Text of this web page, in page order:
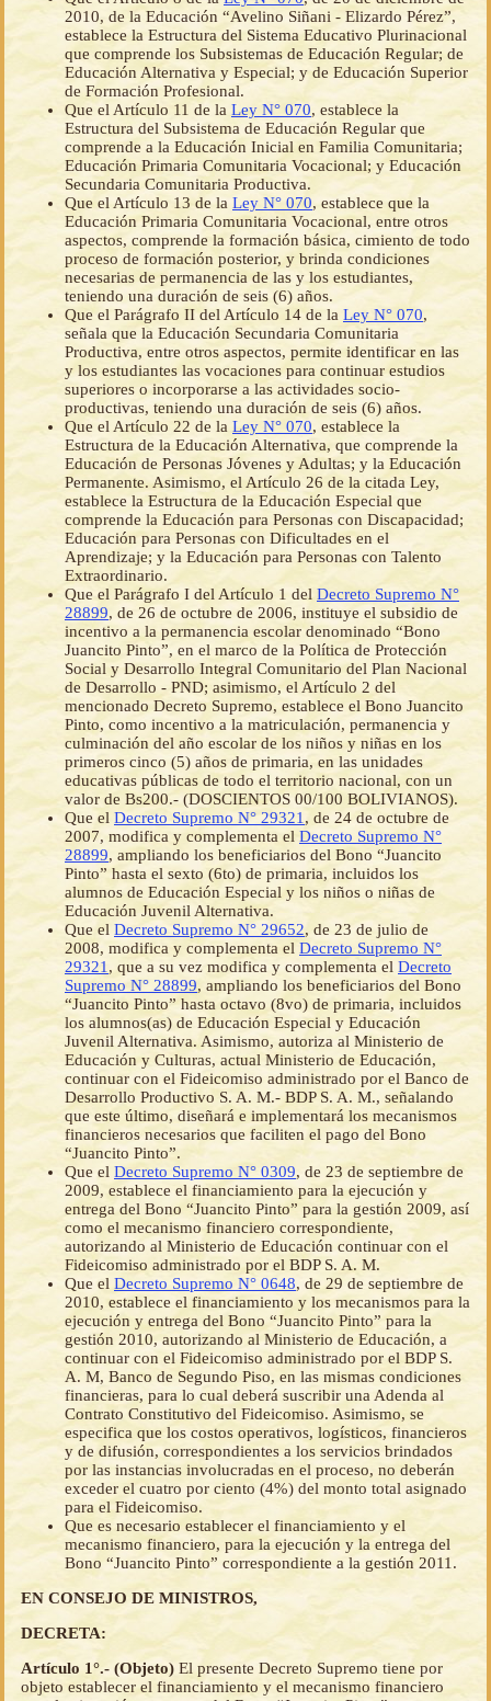
2010, de la Educación “Avelino Siñani - Elizardo Pérez”,
establece la Estructura del Sistema Educativo Plurinacional
que comprende los Subsistemas de Educación Regular; de
Educación Alternativa y Especial; y de Educación Superior
de Formación Profesional.
Que el Artículo 11 de la Ley N° 070, establece la
Estructura del Subsistema de Educación Regular que
comprende a la Educación Inicial en Familia Comunitaria;
Educación Primaria Comunitaria Vocacional; y Educación
Secundaria Comunitaria Productiva.
Que el Artículo 13 de la Ley N° 070, establece que la
Educación Primaria Comunitaria Vocacional, entre otros
aspectos, comprende la formación básica, cimiento de todo
proceso de formación posterior, y brinda condiciones
necesarias de permanencia de las y los estudiantes,
teniendo una duración de seis (6) años.
Que el Parágrafo II del Artículo 14 de la Ley N° 070,
señala que la Educación Secundaria Comunitaria
Productiva, entre otros aspectos, permite identificar en las
y los estudiantes las vocaciones para continuar estudios
superiores o incorporarse a las actividades socio-
productivas, teniendo una duración de seis (6) años.
Que el Artículo 22 de la Ley N° 070, establece la
Estructura de la Educación Alternativa, que comprende la
Educación de Personas Jóvenes y Adultas; y la Educación
Permanente. Asimismo, el Artículo 26 de la citada Ley,
establece la Estructura de la Educación Especial que
comprende la Educación para Personas con Discapacidad;
Educación para Personas con Dificultades en el
Aprendizaje; y la Educación para Personas con Talento
Extraordinario.
Que el Parágrafo I del Artículo 1 del Decreto Supremo N°
28899, de 26 de octubre de 2006, instituye el subsidio de
incentivo a la permanencia escolar denominado “Bono
Juancito Pinto”, en el marco de la Política de Protección
Social y Desarrollo Integral Comunitario del Plan Nacional
de Desarrollo - PND; asimismo, el Artículo 2 del
mencionado Decreto Supremo, establece el Bono Juancito
Pinto, como incentivo a la matriculación, permanencia y
culminación del año escolar de los niños y niñas en los
primeros cinco (5) años de primaria, en las unidades
educativas públicas de todo el territorio nacional, con un
valor de Bs200.- (DOSCIENTOS 00/100 BOLIVIANOS).
Que el Decreto Supremo N° 29321 , de 24 de octubre de
2007, modifica y complementa el Decreto Supremo N°
28899, ampliando los beneficiarios del Bono “Juancito
Pinto” hasta el sexto (6to) de primaria, incluidos los
alumnos de Educación Especial y los niños o niñas de
Educación Juvenil Alternativa.
Que el Decreto Supremo N° 29652, de 23 de julio de
2008, modifica y complementa el Decreto Supremo N°
29321 , que a su vez modifica y complementa el Decreto
Supremo N° 28899, ampliando los beneficiarios del Bono
“Juancito Pinto” hasta octavo (8vo) de primaria, incluidos
los alumnos(as) de Educación Especial y Educación
Juvenil Alternativa. Asimismo, autoriza al Ministerio de
Educación y Culturas, actual Ministerio de Educación,
continuar con el Fideicomiso administrado por el Banco de
Desarrollo Productivo S. A. M.- BDP S. A. M., señalando
que este último, diseñará e implementará los mecanismos
financieros necesarios que faciliten el pago del Bono
“Juancito Pinto”.
Que el Decreto Supremo N° 0309, de 23 de septiembre de
2009, establece el financiamiento para la ejecución y
entrega del Bono “Juancito Pinto” para la gestión 2009, así
como el mecanismo financiero correspondiente,
autorizando al Ministerio de Educación continuar con el
Fideicomiso administrado por el BDP S. A. M.
Que el Decreto Supremo N° 0648, de 29 de septiembre de
2010, establece el financiamiento y los mecanismos para la
ejecución y entrega del Bono “Juancito Pinto” para la
gestión 2010, autorizando al Ministerio de Educación, a
continuar con el Fideicomiso administrado por el BDP S.
A. M, Banco de Segundo Piso, en las mismas condiciones
financieras, para lo cual deberá suscribir una Adenda al
Contrato Constitutivo del Fideicomiso. Asimismo, se
especifica que los costos operativos, logísticos, financieros
y de difusión, correspondientes a los servicios brindados
por las instancias involucradas en el proceso, no deberán
exceder el cuatro por ciento (4%) del monto total asignado
para el Fideicomiso.
Que es necesario establecer el financiamiento y el
mecanismo financiero, para la ejecución y la entrega del
Bono “Juancito Pinto” correspondiente a la gestión 2011.
EN CONSEJO DE MINISTROS,
DECRETA:
Artículo 1°.- (Objeto) El presente Decreto Supremo tiene por
objeto establecer el financiamiento y el mecanismo financiero